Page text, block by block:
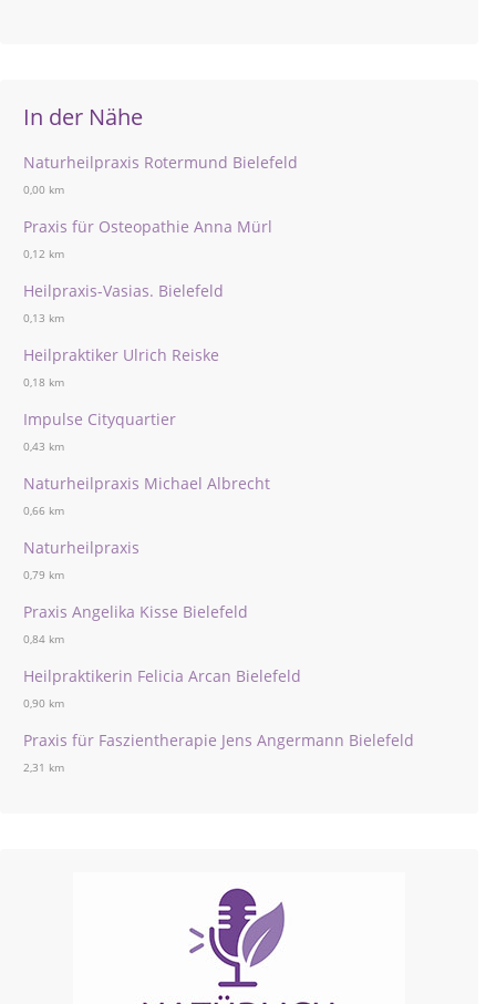
In der Nähe
Naturheilpraxis Rotermund Bielefeld
0,00 km
Praxis für Osteopathie Anna Mürl
0,12 km
Heilpraxis-Vasias. Bielefeld
0,13 km
Heilpraktiker Ulrich Reiske
0,18 km
Impulse Cityquartier
0,43 km
Naturheilpraxis Michael Albrecht
0,66 km
Naturheilpraxis
0,79 km
Praxis Angelika Kisse Bielefeld
0,84 km
Heilpraktikerin Felicia Arcan Bielefeld
0,90 km
Praxis für Faszientherapie Jens Angermann Bielefeld
2,31 km